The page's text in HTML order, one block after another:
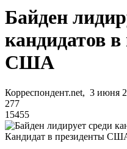
Байден
кандидатов
США
Корреспондент.net, 3 июня
277
15455
Кандидат в президенты